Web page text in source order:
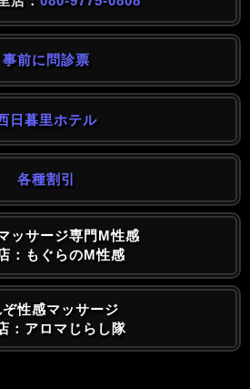
事前に問診票
日暮里ホテル
各種割引
ッサージ専門M性感
：もぐらのM性感
ぞ性感マッサージ
：アロマじらし隊